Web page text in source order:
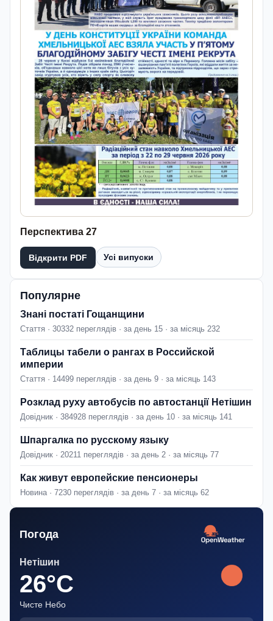
Перспектива 27
Відкрити PDF Усі випуски
Популярне
Знані постаті Гощанщини
Стаття · 30332 переглядів · за день 15 · за місяць 232
Таблицы табели о рангах в Российской
империи
Стаття · 14499 переглядів · за день 9 · за місяць 143
Розклад руху автобусів по автостанції Нетішин
Довідник · 384928 переглядів · за день 10 · за місяць 141
Шпаргалка по русскому языку
Довідник · 20211 переглядів · за день 2 · за місяць 77
Как живут европейские пенсионеры
Новина · 7230 переглядів · за день 7 · за місяць 62
Погода
Нетішин
26°C
Чисте Небо